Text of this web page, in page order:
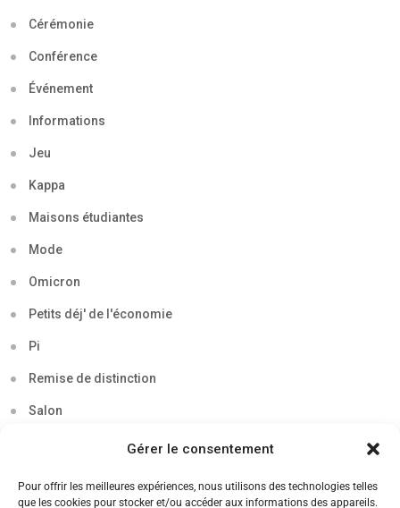
Gérer le consentement
Pour offrir les meilleures expériences, nous utilisons des technologies telles
que les cookies pour stocker et/ou accéder aux informations des appareils.
Cérémonie
Conférence
Événement
Informations
Jeu
Kappa
Maisons étudiantes
Mode
Omicron
Petits déj' de l'économie
Pi
Remise de distinction
Salon